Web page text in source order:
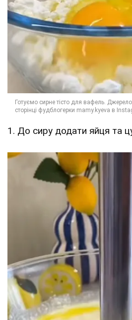
1. До сиру додати яйця та